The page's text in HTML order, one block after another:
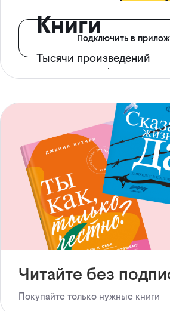
Книги
Тысячи произведений
с доступом офлайн
Подключить в
Читайте без
Покупайте только нужные книги